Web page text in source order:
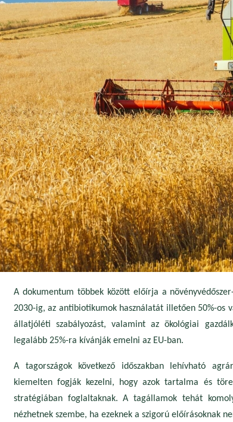
A dokumentum többek között előírja a
2030-ig, az antibiotikumok használatát illetően 50%-os
állatjóléti szabályozást, valamint az ökológiai
legalább 25%-ra kívánják emelni az EU-ban.
A tagországok következő időszakban lehívható
kiemelten fogják kezelni, hogy azok tartalma és
stratégiában foglaltaknak. A tagállamok tehát
nézhetnek szembe, ha ezeknek a szigorú előírásoknak